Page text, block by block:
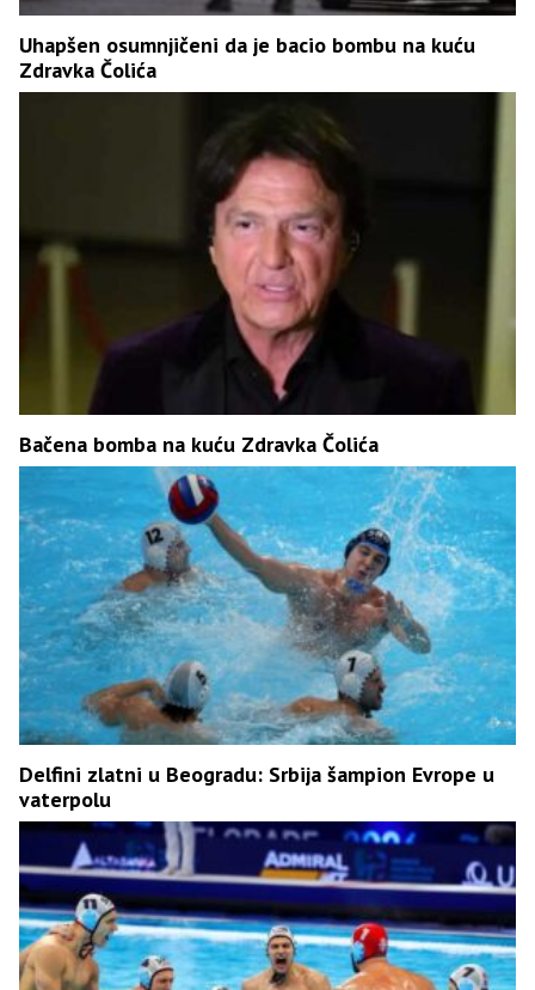
Uhapšen osumnjičeni da je bacio bombu na kuću
Zdravka Čolića
Bačena bomba na kuću Zdravka Čolića
Delfini zlatni u Beogradu: Srbija šampion Evrope u
vaterpolu